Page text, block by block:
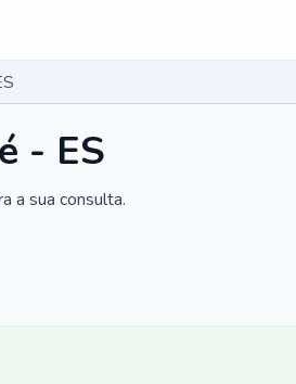
- ES
a sua consulta.